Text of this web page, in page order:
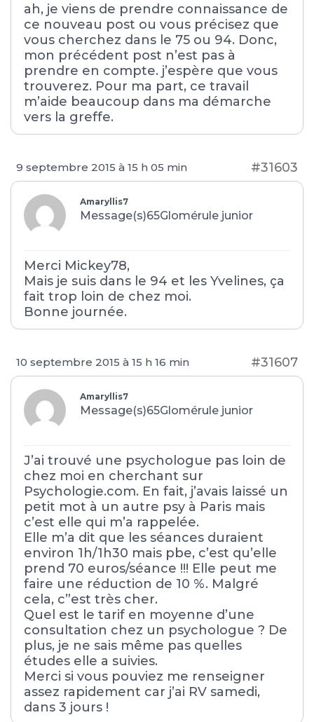
ah, je viens de prendre connaissance de
ce nouveau post ou vous précisez que
vous cherchez dans le 75 ou 94. Donc,
mon précédent post n’est pas à
prendre en compte. j’espère que vous
trouverez. Pour ma part, ce travail
m’aide beaucoup dans ma démarche
vers la greffe.
9 septembre 2015 à 15 h 05 min #31603
Amaryllis7
Message(s)65Glomérule junior
Merci Mickey78,
Mais je suis dans le 94 et les Yvelines, ça
fait trop loin de chez moi.
Bonne journée.
10 septembre 2015 à 15 h 16 min #31607
Amaryllis7
Message(s)65Glomérule junior
J’ai trouvé une psychologue pas loin de
chez moi en cherchant sur
Psychologie.com. En fait, j’avais laissé un
petit mot à un autre psy à Paris mais
c’est elle qui m’a rappelée.
Elle m’a dit que les séances duraient
environ 1h/1h30 mais pbe, c’est qu’elle
prend 70 euros/séance !!! Elle peut me
faire une réduction de 10 %. Malgré
cela, c”est très cher.
Quel est le tarif en moyenne d’une
consultation chez un psychologue ? De
plus, je ne sais même pas quelles
études elle a suivies.
Merci si vous pouviez me renseigner
assez rapidement car j’ai RV samedi,
dans 3 jours !